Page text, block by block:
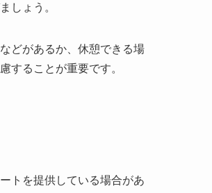
しょう。
どがあるか、休憩できる場
することが重要です。
トを提供している場合があ